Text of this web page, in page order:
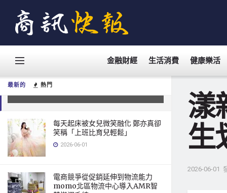
最新的 熱門
漾新聞｜立德國中蓮潭啟航 50屆畢
業生划槳迎向未來
每天起床被女兒微笑融化 鄭亦真卻
笑稱「上班比育兒輕鬆」
2026-06-01
電商競爭從促銷延伸到物流能力
momo北區物流中心導入AMR智
金融財經 生活消費 健康樂活
漾
生
2026-06-01